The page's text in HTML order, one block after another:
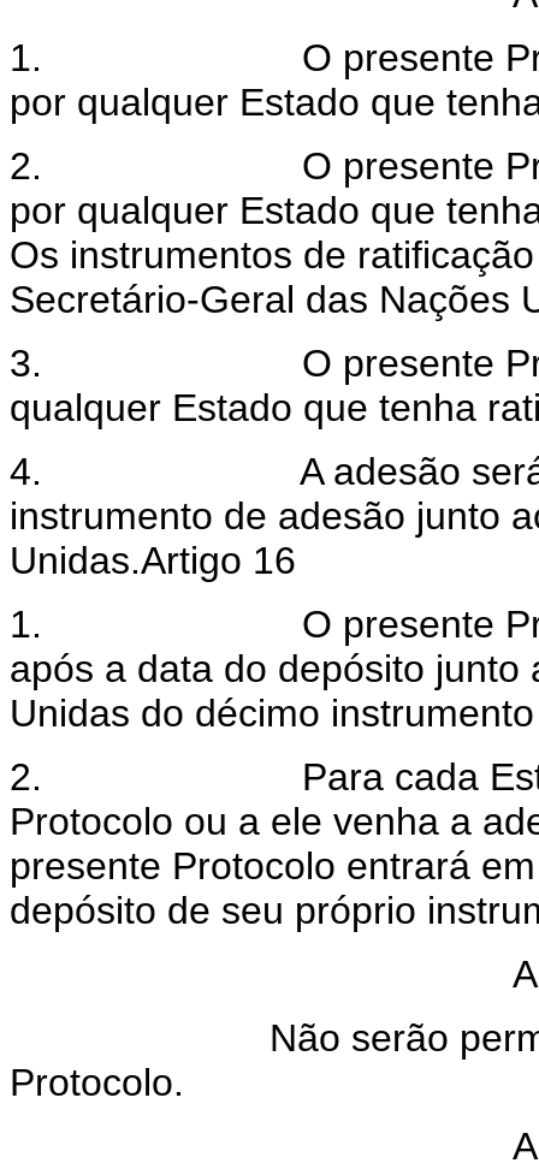
1.
O presente
por qualquer Estado que
2.
O presente
por qualquer Estado que
Os instrumentos de
Secretário-Geral das Nações
3.
O presente
qualquer Estado que tenha
4.
A adesão
instrumento de adesão junto
Unidas.Artigo 16
1.
O presente
após a data do depósito
Unidas do décimo
2.
Para cada
Protocolo ou a ele venha a
presente Protocolo entrará
depósito de seu próprio
Não serão
Protocolo.